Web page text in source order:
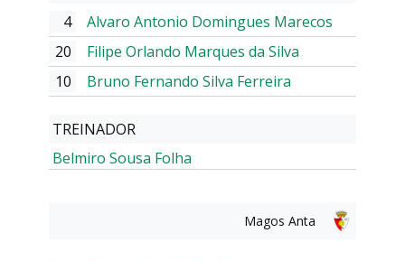
4
Alvaro Antonio Domingues Marecos
20
Filipe Orlando Marques da Silva
10
Bruno Fernando Silva Ferreira
TREINADOR
Belmiro Sousa Folha
Magos Anta